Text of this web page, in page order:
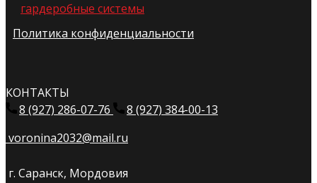
гардеробные системы
Политика конфиденциальности
КОНТАКТЫ
8 (927) 286-07-76
8 (927) 384-00-13
voronina2032@mail.ru
г. Саранск, Мордовия